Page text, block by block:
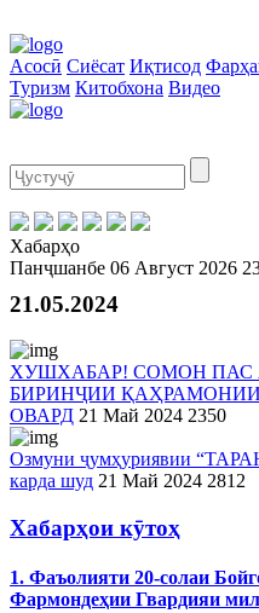
Асосӣ Сиёсат Иқтисод
Туризм Китобхона Видео
Хабарҳо
Панҷшанбе 06 Август 2026
21.05.2024
ХУШХАБАР! СОМОН ПАС
БИРИНҶИИ
ОВАРД 21 Май 2024 2350
Озмуни ҷумҳуриявии
карда шуд 21 Май 2024 2812
Хабарҳои кӯтоҳ
1. Фаъолияти 20-солаи
Фармондеҳии Гвардияи